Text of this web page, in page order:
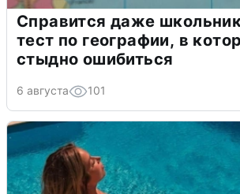
Справится даже
тест по географии, в
стыдно ошибиться
6 августа 101